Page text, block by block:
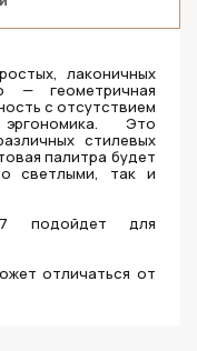
лаконичных
— геометричная
с отсутствием
Это
стилевых
палитра будет
светлыми, так и
подойдет для
отличаться от